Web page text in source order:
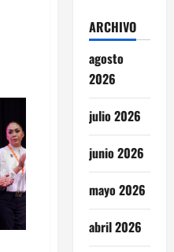
ARCHIVO
agosto
2026
julio 2026
junio 2026
mayo 2026
abril 2026